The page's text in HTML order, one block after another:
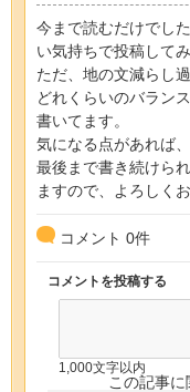
今まで読むだけでし
い気持ちで投稿してみ
ただ、地の文減らし
どれくらいのバラン
書いてます。
気になる点があれば
最後まで書き続けら
ますので、よろしく
コメント 0件
コメントを投稿する
1,000文字以内
この記事